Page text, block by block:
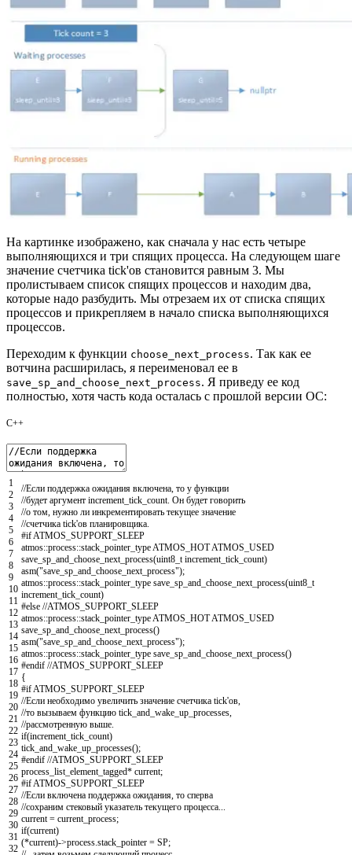
На картинке изображено, как сначала у нас есть четыре
выполняющихся и три спящих процесса. На следующем шаге
значение счетчика tick'ов становится равным 3. Мы
пролистываем список спящих процессов и находим два,
которые надо разбудить. Мы отрезаем их от списка спящих
процессов и прикрепляем в начало списка выполняющихся
процессов.
Переходим к функции choose_next_process. Так как ее
вотчина расширилась, я переименовал ее в
save_sp_and_choose_next_process. Я приведу ее код
полностью, хотя часть кода осталась с прошлой версии ОС:
C++
1
2
3
4
5
6
7
8
9
10
11
12
13
14
15
16
17
18
19
20
21
22
23
24
25
26
27
28
29
30
31
32
//Если поддержка ожидания включена, то у функции
//будет аргумент increment_tick_count. Он будет говорить
//о том, нужно ли инкрементировать текущее значение
//счетчика tick'ов планировщика.
#if ATMOS_SUPPORT_SLEEP
atmos::process::stack_pointer_typeATMOS_HOTATMOS_USED
save_sp_and_choose_next_process(uint8_tincrement_tick_count)
asm("save_sp_and_choose_next_process");
atmos::process::stack_pointer_type save_sp_and_choose_next_process(uint8_t
increment_tick_count)
#else //ATMOS_SUPPORT_SLEEP
atmos::process::stack_pointer_typeATMOS_HOTATMOS_USED
save_sp_and_choose_next_process()
asm("save_sp_and_choose_next_process");
atmos::process::stack_pointer_type save_sp_and_choose_next_process()
#endif //ATMOS_SUPPORT_SLEEP
{
#if ATMOS_SUPPORT_SLEEP
//Если необходимо увеличить значение счетчика tick'ов,
//то вызываем функцию tick_and_wake_up_processes,
//рассмотренную выше.
if(increment_tick_count)
tick_and_wake_up_processes();
#endif //ATMOS_SUPPORT_SLEEP
process_list_element_tagged* current;
#if ATMOS_SUPPORT_SLEEP
//Если включена поддержка ожидания, то сперва
//сохраним стековый указатель текущего процесса...
current = current_process;
if(current)
(*current)->process.stack_pointer = SP;